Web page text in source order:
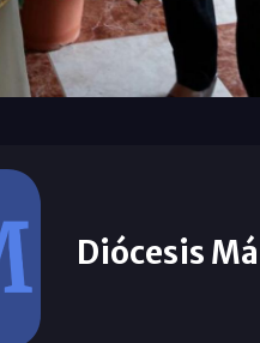
Diócesis